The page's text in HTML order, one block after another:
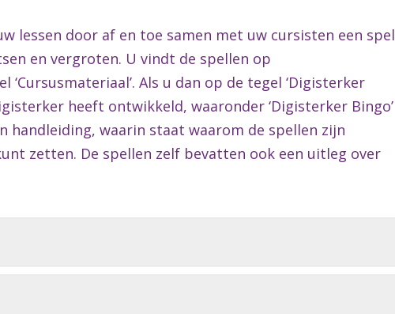
lessen door af en toe samen met uw cursisten een spel
en vergroten. U vindt de spellen op
‘Cursusmateriaal’. Als u dan op de tegel ‘Digisterker
heeft ontwikkeld, waaronder ‘Digisterker Bingo’
handleiding, waarin staat waarom de spellen zijn
zetten. De spellen zelf bevatten ook een uitleg over